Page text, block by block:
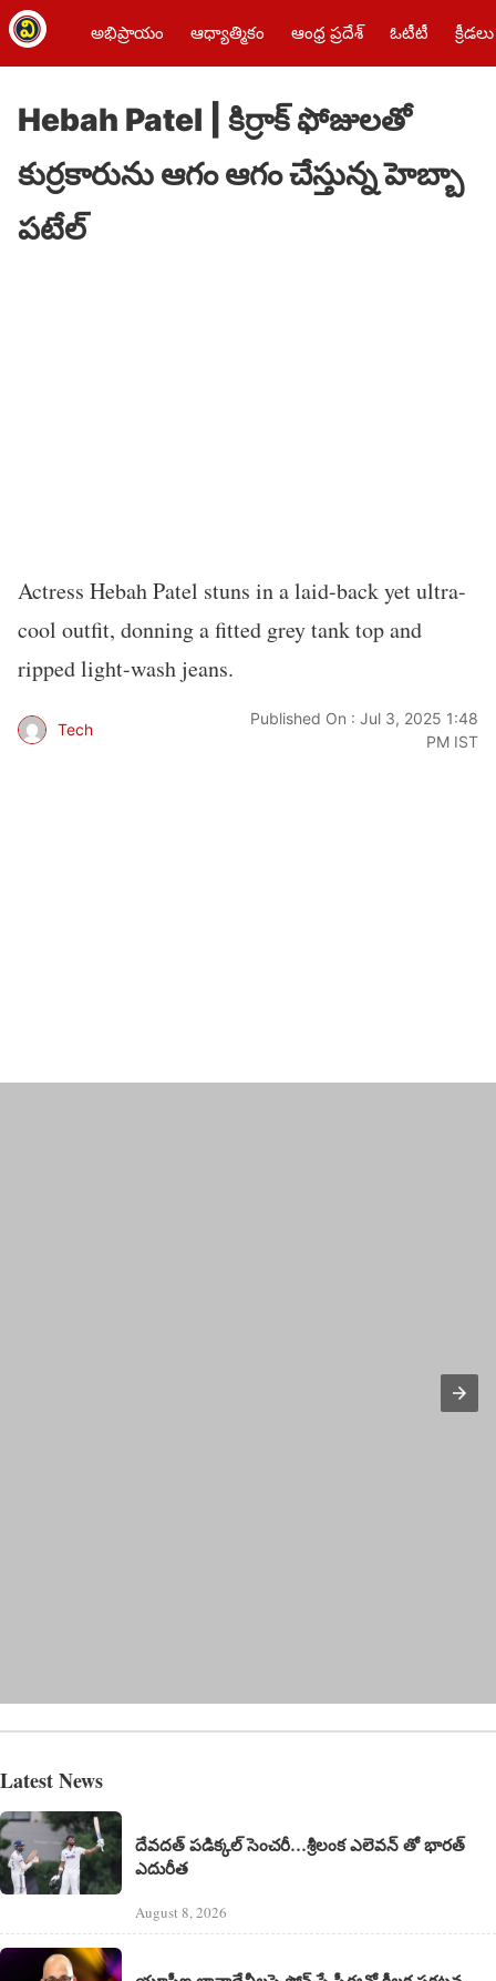
అభిప్రాయం ఆధ్యాత్మికం ఆంధ్ర ప్రదేశ్ ఓటీటీ క్రీడలు
Hebah Patel | కిర్రాక్ ఫోజులతో
కుర్రకారును ఆగం ఆగం చేస్తున్న హెబ్బా
పటేల్
Actress Hebah Patel stuns in a laid-back yet ultra-
cool outfit, donning a fitted grey tank top and
ripped light-wash jeans.
Tech
Published On : Jul 3, 2025 1:48
PM IST
Latest News
దేవదత్ పడిక్కల్‌ సెంచరీ…శ్రీలంక ఎలెవన్ తో భారత్
ఎదురీత
August 8, 2026